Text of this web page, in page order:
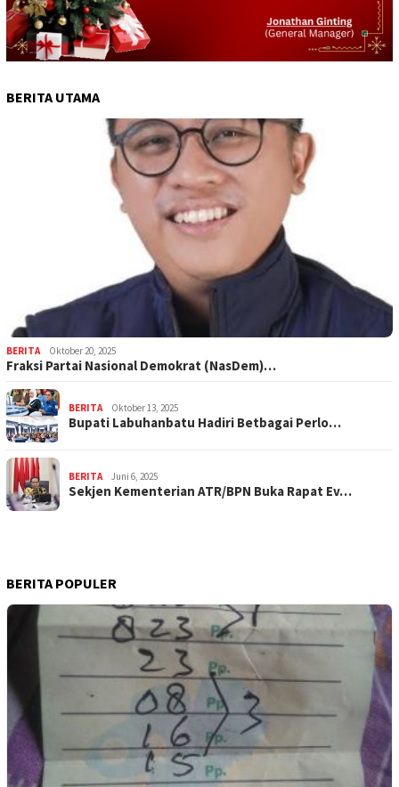
BERITA UTAMA
BERITA Oktober 20, 2025
Fraksi Partai Nasional Demokrat (NasDem)…
BERITA Oktober 13, 2025
Bupati Labuhanbatu Hadiri Betbagai Perlo…
BERITA Juni 6, 2025
Sekjen Kementerian ATR/BPN Buka Rapat Ev…
BERITA POPULER